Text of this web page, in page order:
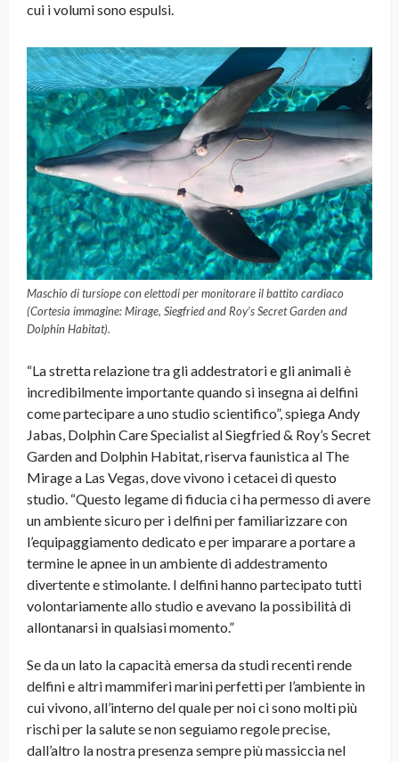
cui i volumi sono espulsi.
Maschio di tursiope con elettodi per monitorare il battito cardiaco
(Cortesia immagine: Mirage, Siegfried and Roy’s Secret Garden and
Dolphin Habitat).
“La stretta relazione tra gli addestratori e gli animali è
incredibilmente importante quando si insegna ai delfini
come partecipare a uno studio scientifico”, spiega Andy
Jabas, Dolphin Care Specialist al Siegfried & Roy’s Secret
Garden and Dolphin Habitat, riserva faunistica al The
Mirage a Las Vegas, dove vivono i cetacei di questo
studio. “Questo legame di fiducia ci ha permesso di avere
un ambiente sicuro per i delfini per familiarizzare con
l’equipaggiamento dedicato e per imparare a portare a
termine le apnee in un ambiente di addestramento
divertente e stimolante. I delfini hanno partecipato tutti
volontariamente allo studio e avevano la possibilità di
allontanarsi in qualsiasi momento.”
Se da un lato la capacità emersa da studi recenti rende
delfini e altri mammiferi marini perfetti per l’ambiente in
cui vivono, all’interno del quale per noi ci sono molti più
rischi per la salute se non seguiamo regole precise,
dall’altro la nostra presenza sempre più massiccia nel